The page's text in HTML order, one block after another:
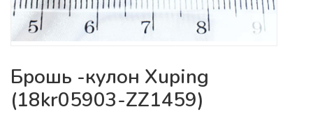
Брошь -кулон Xuping
(18kr05903-ZZ1459)